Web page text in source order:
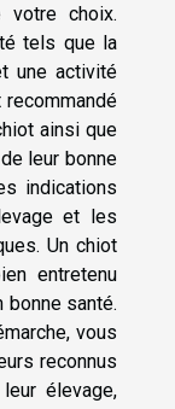
votre choix.
tels que la
une activité
ainsi que
leur bonne
indications
et les
Un chiot
entretenu
bonne santé.
vous
reconnus
élevage,